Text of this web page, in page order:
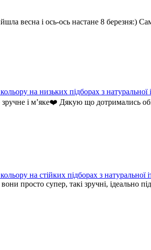
весна і ось-ось настане 8 березня:)
на низьких підборах з натуральної
і мʼяке❤️ Дякую що дотримались
на стійких підборах з натуральної
просто супер, такі зручні, ідеально